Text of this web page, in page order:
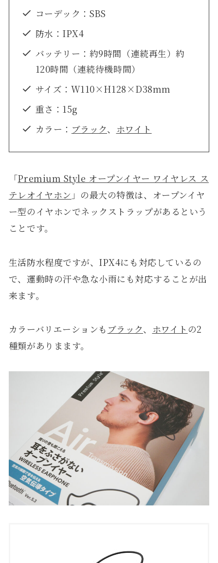
コーデック：SBS
防水：IPX4
バッテリー：約9時間（連続再生）約
120時間（連続待機時間）
サイズ：W110×H128×D38mm
重さ：15g
カラー： ブラック、 ホワイト
「Premium Style オープンイヤー ワイヤレス ス
テレオイヤホン 」の最大の特徴は、オープンイヤ
ー型のイヤホンでネックストラップがあるという
ことです。
生活防水程度ですが、IPX4にも対応しているの
で、運動時の汗や急な小雨にも対応することが出
来ます。
カラーバリエーションも ブラック、 ホワイト の2
種類がありまます。